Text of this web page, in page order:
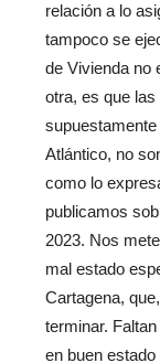
relación a lo
tampoco se
de Vivienda no
otra, es que
Atlántico, no
como lo
publicamos
2023. Nos
mal estado
Cartagena,
terminar.
en buen